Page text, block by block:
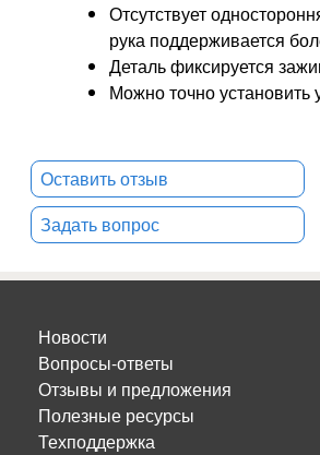
Отсутствует
рука поддерживается
Деталь фиксируется
Можно точно установить
Оставить отзыв
Задать вопрос
Новости
Вопросы-ответы
Отзывы и предложения
Полезные ресурсы
Техподдержка